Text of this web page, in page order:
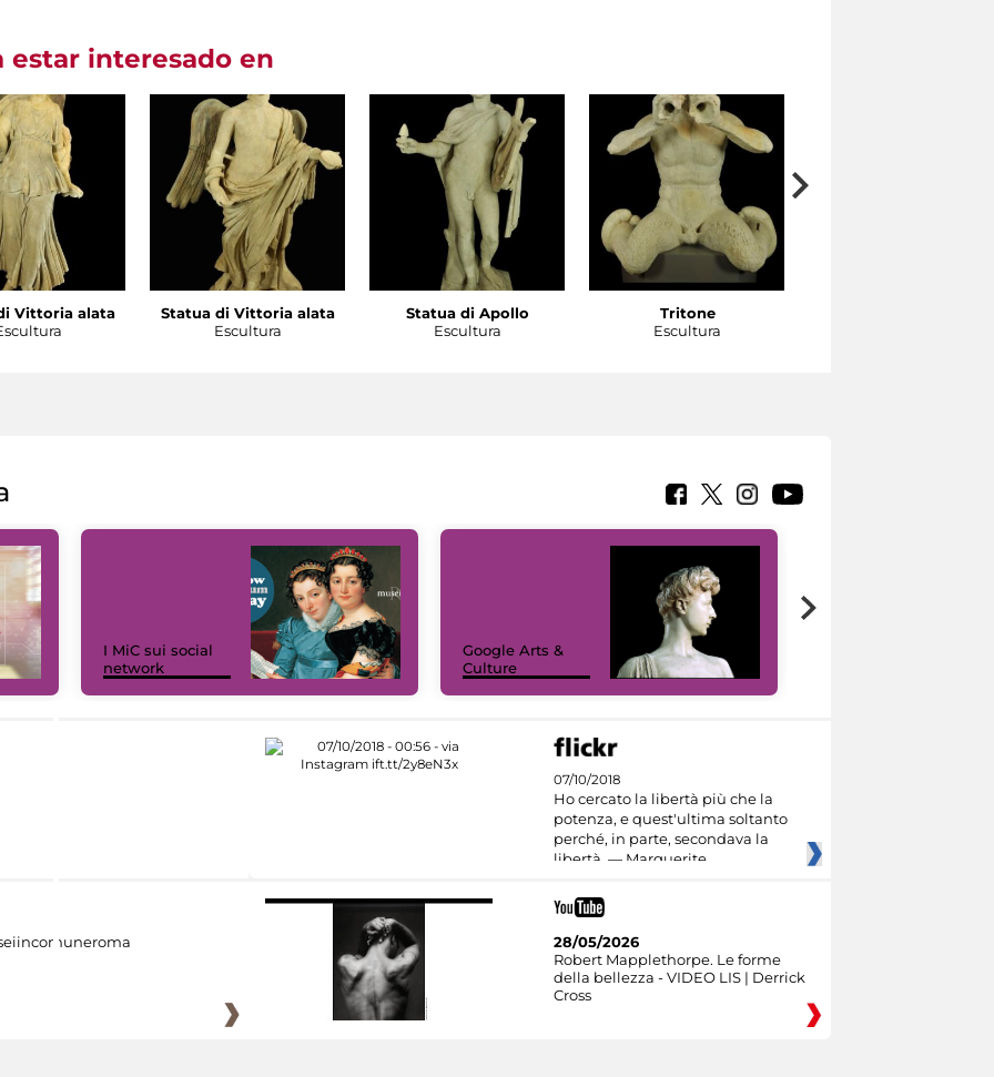
interesado en
Vittoria alata
Statua di Vittoria alata
Escultura
Statua di Apollo
Escultura
Tritone
Escultura
I MiC sui social
network
Google Arts &
Culture
07/10/2018
Ho cercato la libertà più che la
potenza, e quest'ultima soltanto
perché, in parte, secondava la
libertà. — Marguerite
28/05/2026
Robert Mapplethorpe. Le forme
della bellezza - VIDEO LIS | Derrick
Cross